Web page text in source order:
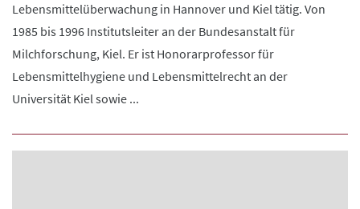
Lebensmittelüberwachung in Hannover und Kiel tätig. Von
1985 bis 1996 Institutsleiter an der Bundesanstalt für
Milchforschung, Kiel. Er ist Honorarprofessor für
Lebensmittelhygiene und Lebensmittelrecht an der
Universität Kiel sowie ...